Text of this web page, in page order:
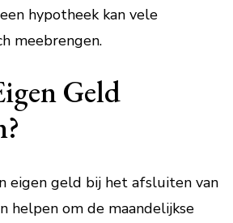
hypotheek kan vele
meebrengen.
Geld
eigen geld bij het afsluiten van
helpen om de maandelijkse